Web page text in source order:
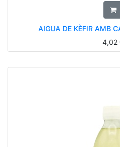
AIGUA DE KÈFIR AMB
4,02